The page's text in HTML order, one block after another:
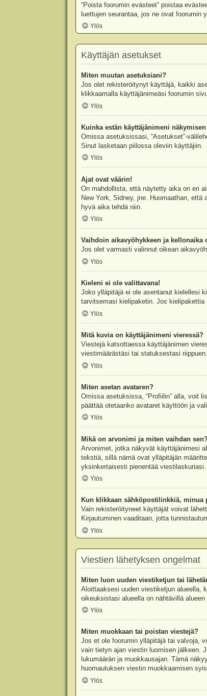
“Poista foorumin evästeet” poistaa
luettujen seurantaa, jos ne ovat foorumin
Ylös
Käyttäjän asetukset
Miten muutan asetuksiani?
Jos olet rekisteröitynyt käyttäjä, kaikki
klikkaamalla käyttäjänimeäsi foorumin
Ylös
Kuinka estän käyttäjänimeni
Omissa asetuksissasi, “Asetukset”-
Sinut lasketaan piilossa oleviin käyttäjiin.
Ylös
Ajat ovat väärin!
On mahdollista, että näytetty aika on eri
New York, Sidney, jne. Huomaathan,
hyvä aika tehdä niin.
Ylös
Vaihdoin aikavyöhykkeen ja kellonaika
Jos olet varmasti valinnut oikean
Ylös
Kieleni ei ole valittavana!
Joko ylläpitäjä ei ole asentanut kielellesi
tarvitsemasi kielipaketin. Jos
Ylös
Mitä kuvia on käyttäjänimeni vieressä?
Viestejä katsottaessa käyttäjänimen
viestimäärästäsi tai statuksestasi
Ylös
Miten asetan avataren?
Omissa asetuksissa, “Profiilin” alla, voit
päättää otetaanko avataret käyttöön ja
Ylös
Mikä on arvonimi ja miten vaihdan
Arvonimet, jotka näkyvät käyttäjänimesi
tekstiä, sillä nämä ovat ylläpitäjän
yksinkertaisesti pienentää viestilaskuriasi.
Ylös
Kun klikkaan sähköpostilinkkiä, minua
Vain rekisteröityneet käyttäjät voivat
Kirjautuminen vaaditaan, jotta
Ylös
Viestien lähetyksen ongelmat
Miten luon uuden viestiketjun tai
Aloittaaksesi uuden viestiketjun alueella,
oikeuksistasi alueella on nähtävillä
Ylös
Miten muokkaan tai poistan viestejä?
Jos et ole foorumin ylläpitäjä tai valvoja,
vain tietyn ajan viestin luomisen jälkeen.
lukumäärän ja muokkausajan. Tämä
huomautuksen viestin muokkaamisen
Ylös